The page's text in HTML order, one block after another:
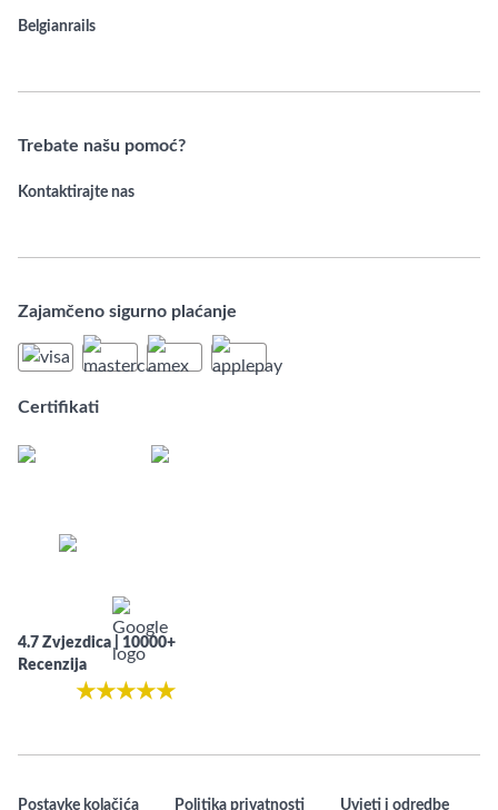
Belgianrails
Trebate našu pomoć?
Kontaktirajte nas
Zajamčeno sigurno plaćanje
Certifikati
4.7 Zvjezdica | 10000+
Recenzija
★★★★★
Postavke kolačića Politika privatnosti Uvjeti i odredbe